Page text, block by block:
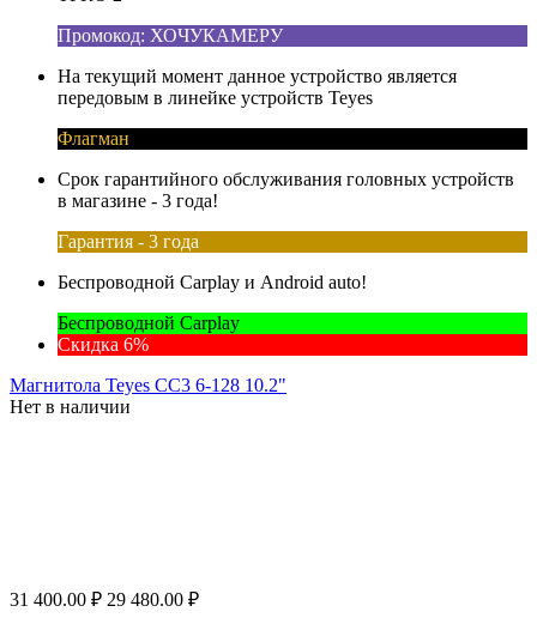
Промокод: ХОЧУКАМЕРУ
На текущий момент данное устройство является
передовым в линейке устройств Teyes
Флагман
Срок гарантийного обслуживания головных устройств
в магазине - 3 года!
Гарантия - 3 года
Беспроводной Carplay и Android auto!
Беспроводной Carplay
Скидка 6%
Магнитола Teyes CC3 6-128 10.2"
Нет в наличии
31 400.00 ₽ 29 480.00 ₽